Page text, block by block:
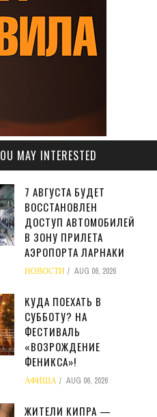
MAY INTERESTED
7 АВГУСТА БУДЕТ
ВОССТАНОВЛЕН
ДОСТУП АВТОМОБИЛЕЙ
В ЗОНУ ПРИЛЕТА
АЭРОПОРТА ЛАРНАКИ
НОВОСТИ AUG 06, 2026
КУДА ПОЕХАТЬ В
СУББОТУ? НА
ФЕСТИВАЛЬ
«ВОЗРОЖДЕНИЕ
ФЕНИКСА»!
АФИША AUG 06, 2026
ЖИТЕЛИ КИПРА —
US
Cyprus